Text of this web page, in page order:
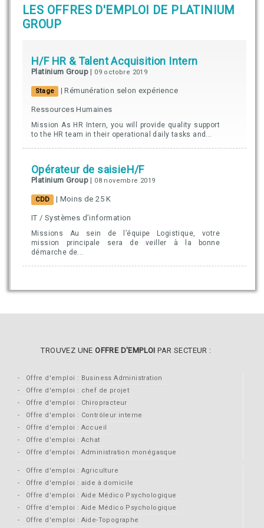
LES OFFRES D'EMPLOI DE PLATINIUM
GROUP
H/F HR & Talent Acquisition Intern
Platinium Group | 09 octobre 2019
Stage | Rémunération selon expérience
Ressources Humaines
Mission As HR Intern, you will provide quality support
to the HR team in their operational daily tasks and...
Opérateur de saisieH/F
Platinium Group | 08 novembre 2019
CDD | Moins de 25 K
IT / Systèmes d’information
Missions Au sein de l’équipe Logistique, votre
mission principale sera de veiller à la bonne
démarche de...
TROUVEZ UNEOFFRE D'EMPLOI PAR SECTEUR :
Offre d'emploi : Business Administration
Offre d'emploi : chef de projet
Offre d'emploi : Chiropracteur
Offre d'emploi : Contrôleur interne
Offre d'emploi : Accueil
Offre d'emploi : Achat
Offre d'emploi : Administration monégasque
Offre d'emploi : Agriculture
Offre d'emploi : aide à domicile
Offre d'emploi : Aide Médico Psychologique
Offre d'emploi : Aide Médico Psychologique
Offre d'emploi : Aide-Topographe